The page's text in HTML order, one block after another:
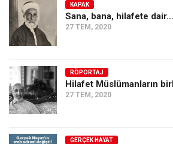
KAPAK
Sana, bana, hilafete dair…
27 TEM, 2020
RÖPORTAJ
Hilafet Müslümanların
27 TEM, 2020
GERÇEK HAYAT